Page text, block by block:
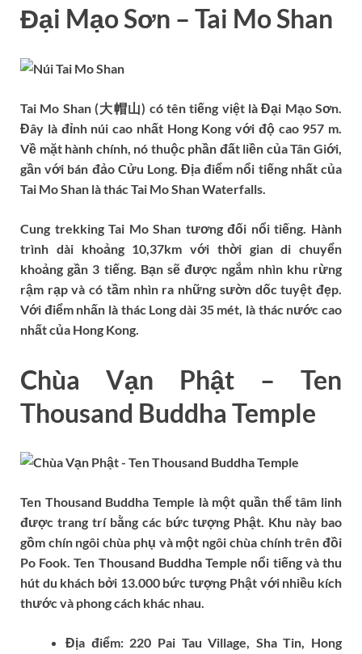
Đại Mạo Sơn – Tai Mo Shan
Tai Mo Shan (大帽山) có tên tiếng việt là Đại Mạo Sơn.
Đây là đỉnh núi cao nhất Hong Kong với độ cao 957 m.
Về mặt hành chính, nó thuộc phần đất liền của Tân Giới,
gần với bán đảo Cửu Long. Địa điểm nổi tiếng nhất của
Tai Mo Shan là thác Tai Mo Shan Waterfalls.
Cung trekking Tai Mo Shan tương đối nổi tiếng. Hành
trình dài khoảng 10,37km với thời gian di chuyển
khoảng gần 3 tiếng. Bạn sẽ được ngắm nhìn khu rừng
rậm rạp và có tầm nhìn ra những sườn dốc tuyệt đẹp.
Với điểm nhấn là thác Long dài 35 mét, là thác nước cao
nhất của Hong Kong.
Chùa Vạn Phật – Ten
Thousand Buddha Temple
Ten Thousand Buddha Temple là một quần thể tâm linh
được trang trí bằng các bức tượng Phật. Khu này bao
gồm chín ngôi chùa phụ và một ngôi chùa chính trên đồi
Po Fook. Ten Thousand Buddha Temple nổi tiếng và thu
hút du khách bởi 13.000 bức tượng Phật với nhiều kích
thước và phong cách khác nhau.
Địa điểm: 220 Pai Tau Village, Sha Tin, Hong